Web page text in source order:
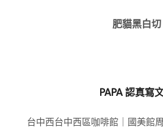
肥貓黑白切
PAPA 認真寫
台中西台中西區咖啡館｜國美館